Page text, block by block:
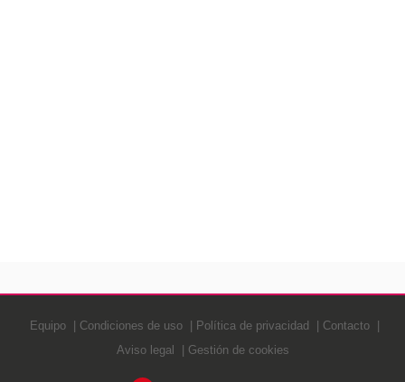
Equipo Condiciones de uso Política de privacidad
Contacto
Aviso legal
Gestión de cookies